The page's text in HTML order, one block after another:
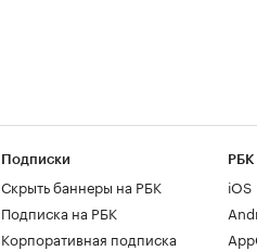
Подписки
Скрыть баннеры на РБК
Подписка на РБК
Корпоративная подписка
РБК
iOS